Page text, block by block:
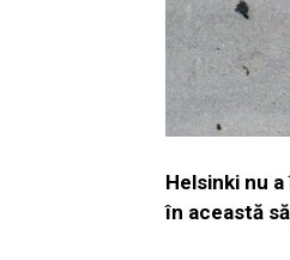
Helsinki nu
în această